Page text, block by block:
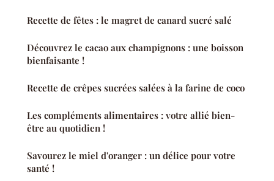
Recette de fêtes : le magret de canard sucré salé
Découvrez le cacao aux champignons : une boisson
bienfaisante !
Recette de crêpes sucrées salées à la farine de coco
Les compléments alimentaires : votre allié bien-
être au quotidien !
Savourez le miel d'oranger : un délice pour votre
santé !